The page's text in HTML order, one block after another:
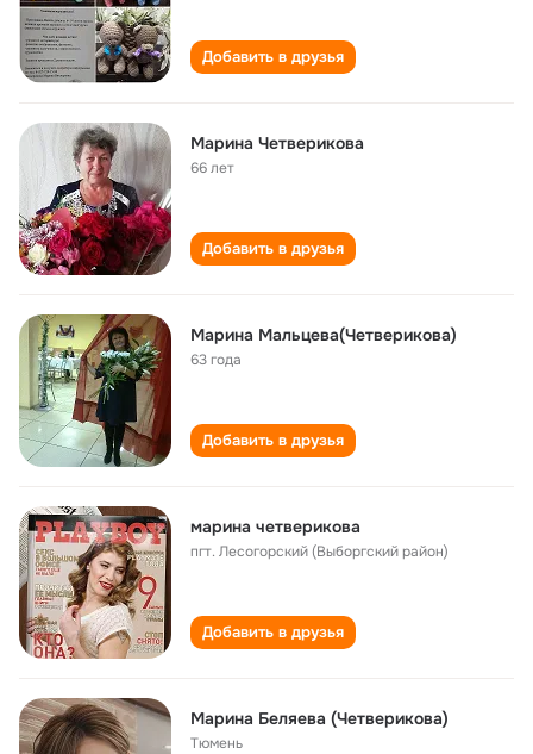
Добавить в друзья
Марина Четверикова
66 лет
Добавить в друзья
Марина Мальцева(Четверикова)
63 года
Добавить в друзья
марина четверикова
пгт. Лесогорский (Выборгский район)
Добавить в друзья
Марина Беляева (Четверикова)
Тюмень